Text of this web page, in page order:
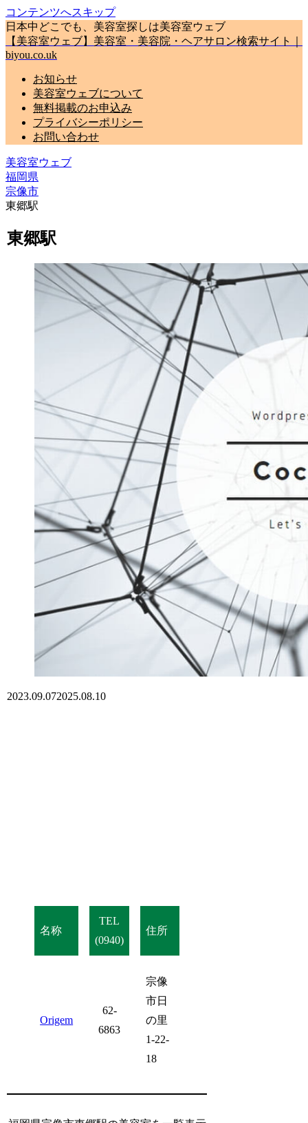
コンテンツへスキップ
日本中どこでも、美容室探しは美容室ウェブ
【美容室ウェブ】美容室・美容院・ヘアサロン検索サイト｜
biyou.co.uk
お知らせ
美容室ウェブについて
無料掲載のお申込み
プライバシーポリシー
お問い合わせ
美容室ウェブ
福岡県
宗像市
東郷駅
東郷駅
2023.09.072025.08.10
名称
TEL
(0940)
住所
Origem
62-
6863
宗像
市日
の里
1-22-
18